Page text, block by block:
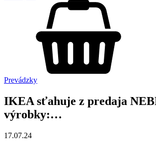
Prevádzky
IKEA sťahuje z predaja
výrobky:…
17.07.24